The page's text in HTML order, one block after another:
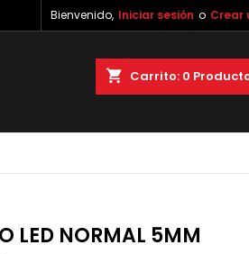
Bienvenido, Iniciar sesión o Crear
shopping_cart Carrito: 0
LED NORMAL 5MM